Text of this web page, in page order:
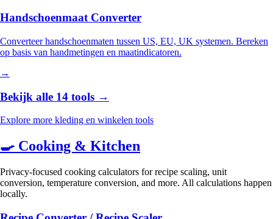
Handschoenmaat Converter
Converteer handschoenmaten tussen US, EU, UK systemen. Bereken
op basis van handmetingen en maatindicatoren.
→
Bekijk alle 14 tools →
Explore more kleding en winkelen tools
🍳 Cooking & Kitchen
Privacy-focused cooking calculators for recipe scaling, unit
conversion, temperature conversion, and more. All calculations happen
locally.